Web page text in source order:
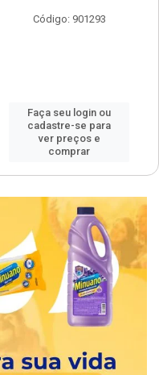
Código: 901293
Faça seu login ou
cadastre-se para
ver preços e
comprar